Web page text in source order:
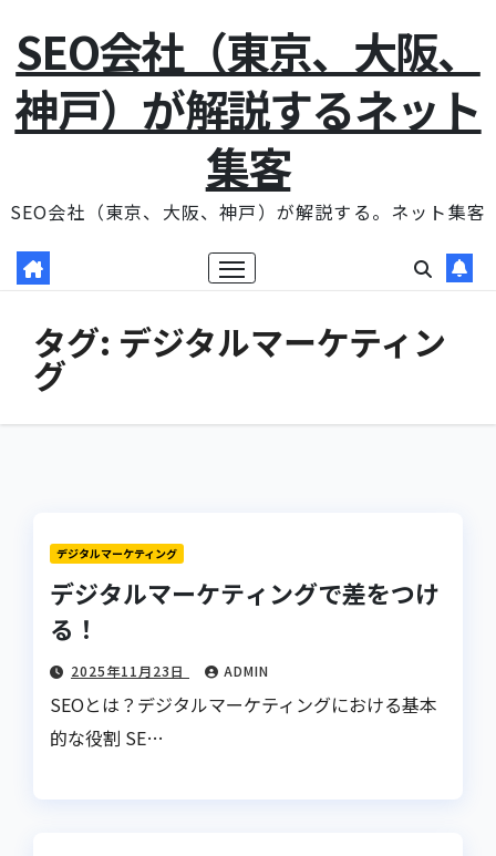
テ
ン
ス
SEO会社（東京、大阪、
神戸）が解説するネット
集客
SEO会社（東京、大阪、神戸）が解説する。ネット集客
タグ: デジタルマーケティン
グ
デジタルマーケティング
デジタルマーケティングで差をつけ
る！
2025年11月23日 ADMIN
SEOとは？デジタルマーケティングにおける基本
的な役割 SE…